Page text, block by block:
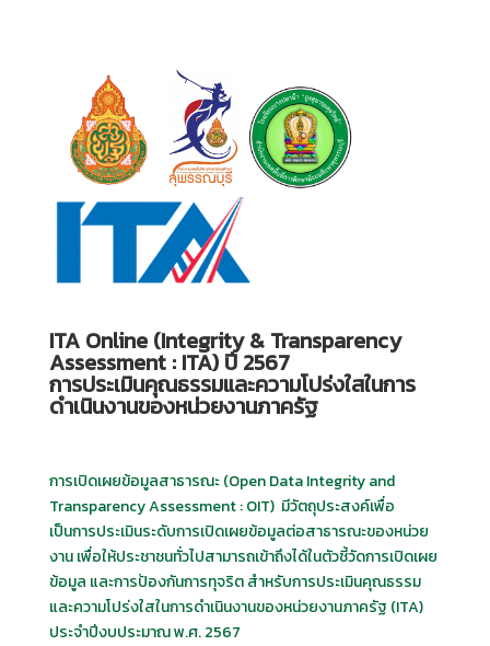
ITA Online (Integrity & Transparency
Assessment : ITA) ปี 2567
การประเมินคุณธรรมและความโปร่งใสในการ
ดำเนินงานของหน่วยงานภาครัฐ
การเปิดเผยข้อมูลสาธารณะ (Open Data Integrity and
Transparency Assessment : OIT) มีวัตถุประสงค์เพื่อ
เป็นการประเมินระดับการเปิดเผยข้อมูลต่อสาธารณะของหน่วย
งาน เพื่อให้ประชาชนทั่วไปสามารถเข้าถึงได้ในตัวชี้วัดการเปิดเผย
ข้อมูล และการป้องกันการทุจริต สำหรับการประเมินคุณธรรม
และความโปร่งใสในการดำเนินงานของหน่วยงานภาครัฐ (ITA)
ประจำปีงบประมาณ พ.ศ. 2567